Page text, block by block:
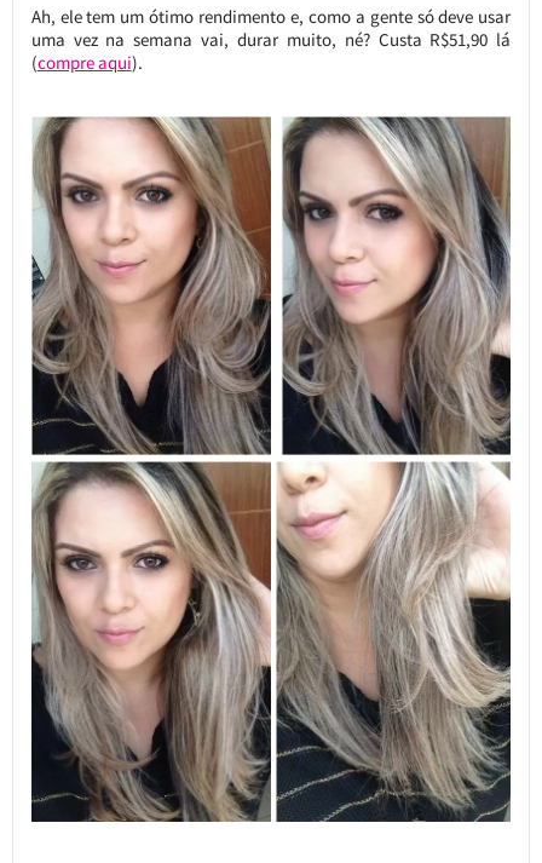
Ah, ele tem um ótimo rendimento e, como a gente só deve usar
uma vez na semana vai, durar muito, né? Custa R$51,90 lá
(compre aqui).